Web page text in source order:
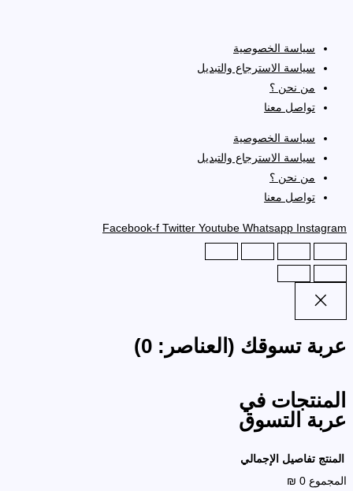
سياسة الخصوصية
سياسة الاسترجاع والتبديل
من نحن ؟
تواصل معنا
سياسة الخصوصية
سياسة الاسترجاع والتبديل
من نحن ؟
تواصل معنا
Facebook-f Twitter Youtube Whatsapp Instagram
عربة تسوقك (العناصر: 0)
المنتجات في
عربة التسوق
المنتج تفاصيل الإجمالي
المجموع 0 ₪